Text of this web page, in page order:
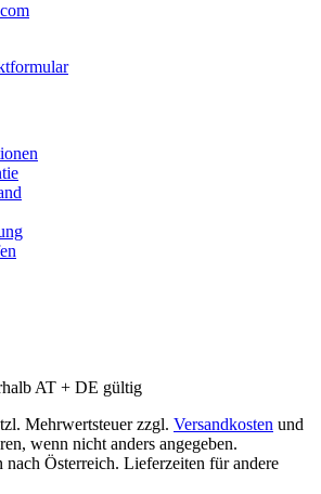
AT + DE gültig
Mehrwertsteuer zzgl. Versandkosten und
wenn nicht anders angegeben.
Österreich. Lieferzeiten für andere